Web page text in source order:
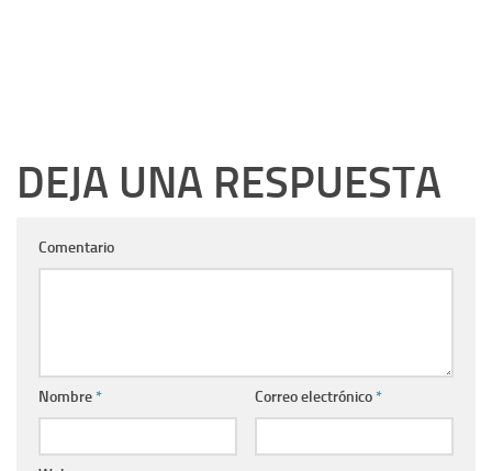
DEJA UNA RESPUESTA
Comentario
Nombre* Correo electrónico*